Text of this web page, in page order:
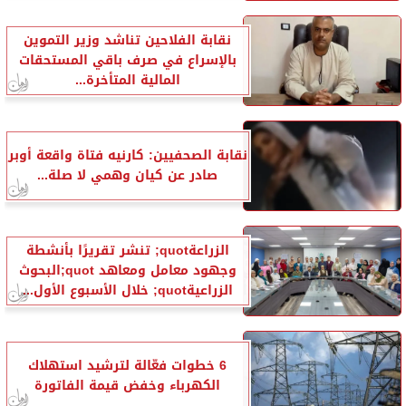
نقابة الفلاحين تناشد وزير التموين
بالإسراع في صرف باقي المستحقات
المالية المتأخرة...
نقابة الصحفيين: كارنيه فتاة واقعة أوبر
صادر عن كيان وهمي لا صلة...
الزراعةquot; تنشر تقريرًا بأنشطة
وجهود معامل ومعاهد quot;البحوث
الزراعيةquot; خلال الأسبوع الأول...
6 خطوات فعّالة لترشيد استهلاك
الكهرباء وخفض قيمة الفاتورة